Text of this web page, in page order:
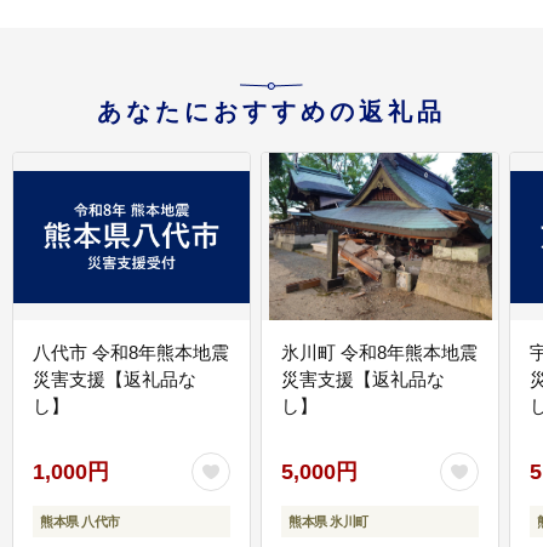
あなたにおすすめの返礼品
八代市 令和8年熊本地震
災害支援【返礼品な
し】
1,000円
熊本県 八代市
氷川町 令和8年熊本地震
災害支援【返礼品な
し】
5,000円
熊本県 氷川町